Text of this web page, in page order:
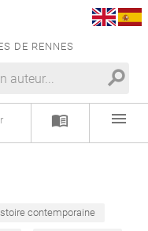
DE RENNES
search
menu_book menu
contemporaine